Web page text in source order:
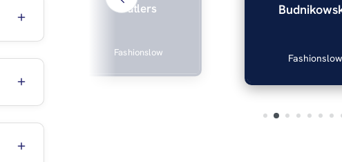
Butlers
Fashionslow Fashionslow